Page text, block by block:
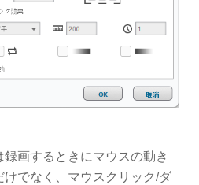
画するときにマウスの動き
けでなく、マウスクリック/ダ